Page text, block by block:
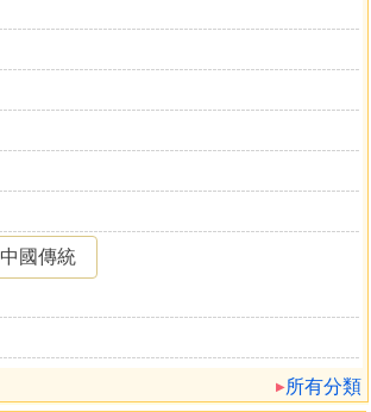
中國傳統
所有分類